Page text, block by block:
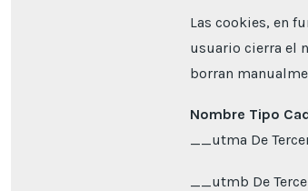
Las cookies, en
usuario cierra el
borran
Nombre Tipo
__utma De
__utmb De